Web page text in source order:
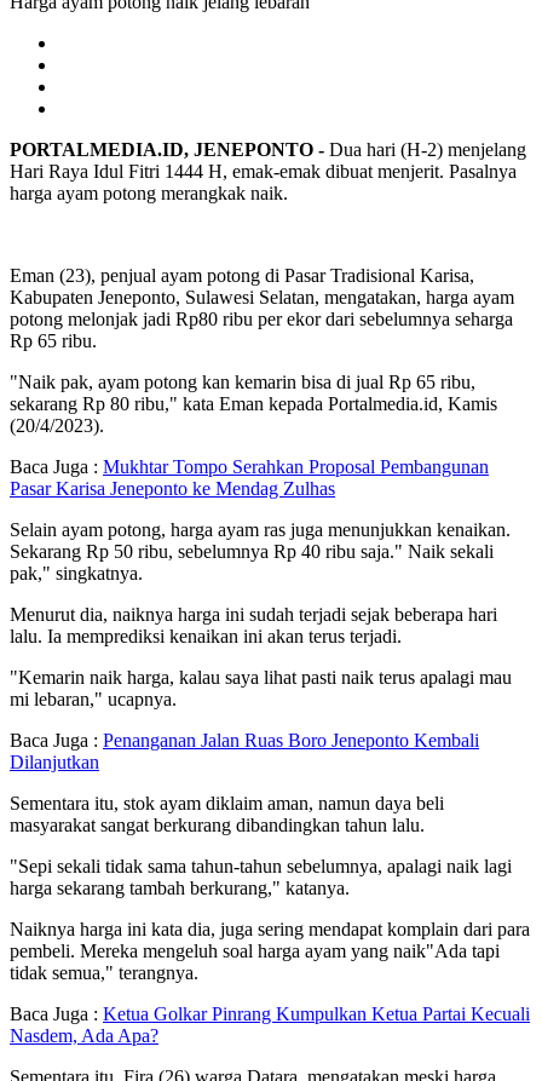
PORTALMEDIA.ID, JENEPONTO - Dua hari (H-2) menjelang
Hari Raya Idul Fitri 1444 H, emak-emak dibuat menjerit. Pasalnya
harga ayam potong merangkak naik.
Eman (23), penjual ayam potong di Pasar Tradisional Karisa,
Kabupaten Jeneponto, Sulawesi Selatan, mengatakan, harga ayam
potong melonjak jadi Rp80 ribu per ekor dari sebelumnya seharga
Rp 65 ribu.
"Naik pak, ayam potong kan kemarin bisa di jual Rp 65 ribu,
sekarang Rp 80 ribu," kata Eman kepada Portalmedia.id, Kamis
(20/4/2023).
Baca Juga : Mukhtar Tompo Serahkan Proposal Pembangunan
Pasar Karisa Jeneponto ke Mendag Zulhas
Selain ayam potong, harga ayam ras juga menunjukkan kenaikan.
Sekarang Rp 50 ribu, sebelumnya Rp 40 ribu saja." Naik sekali
pak," singkatnya.
Menurut dia, naiknya harga ini sudah terjadi sejak beberapa hari
lalu. Ia memprediksi kenaikan ini akan terus terjadi.
"Kemarin naik harga, kalau saya lihat pasti naik terus apalagi mau
mi lebaran," ucapnya.
Baca Juga : Penanganan Jalan Ruas Boro Jeneponto Kembali
Dilanjutkan
Sementara itu, stok ayam diklaim aman, namun daya beli
masyarakat sangat berkurang dibandingkan tahun lalu.
"Sepi sekali tidak sama tahun-tahun sebelumnya, apalagi naik lagi
harga sekarang tambah berkurang," katanya.
Naiknya harga ini kata dia, juga sering mendapat komplain dari para
pembeli. Mereka mengeluh soal harga ayam yang naik"Ada tapi
tidak semua," terangnya.
Baca Juga : Ketua Golkar Pinrang Kumpulkan Ketua Partai Kecuali
Nasdem, Ada Apa?
Sementara itu, Fira (26) warga Datara, mengatakan meski harga